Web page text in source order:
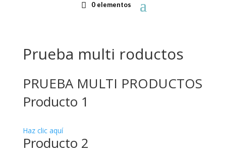
0 elementos
Prueba multi roductos
PRUEBA MULTI PRODUCTOS
Producto 1
Haz clic aquí
Producto 2